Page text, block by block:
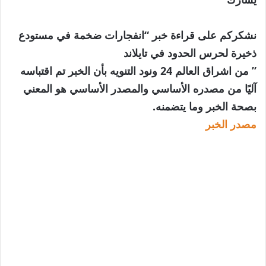
نشكركم على قراءة خبر “انفجارات ضخمة في مستودع
ذخيرة لحرس الحدود في تايلاند
” من اشراق العالم 24 ونود التنويه بأن الخبر تم اقتباسه
آليًا من مصدره الأساسي والمصدر الأساسي هو المعني
بصحة الخبر وما يتضمنه.
مصدر الخبر